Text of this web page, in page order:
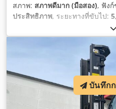
สภาพ: สภาพดีมาก (มือสอง), ฟัง
ประสิทธิภาพ, ระยะทางที่ขับไป:
, สี:
กก., น้ำหนักเปล่า:6,600 กก., น้ำ
, ชั่วโมงการ
เคลื่อนทุกล้อ, ล็อกดิฟเฟอเรนเชี
บันทึก